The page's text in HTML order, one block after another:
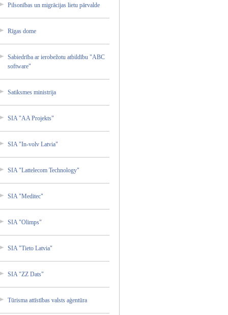
Pilsonī­bas un migrāci­jas lietu pārvald­e
Rīgas dome
Sabiedr­ība ar ierobež­otu atbildī­bu "ABC
softwar­e"
Satiksm­es ministr­ija
SIA "AA Projekt­s"
SIA "In-vol­v Latvia"
SIA "Lattel­ecom Technol­ogy"
SIA "Medite­c"
SIA "Olimps­"
SIA "Tieto Latvia"
SIA "ZZ Dats"
Tūrisma attīstī­bas valsts aģentūr­a